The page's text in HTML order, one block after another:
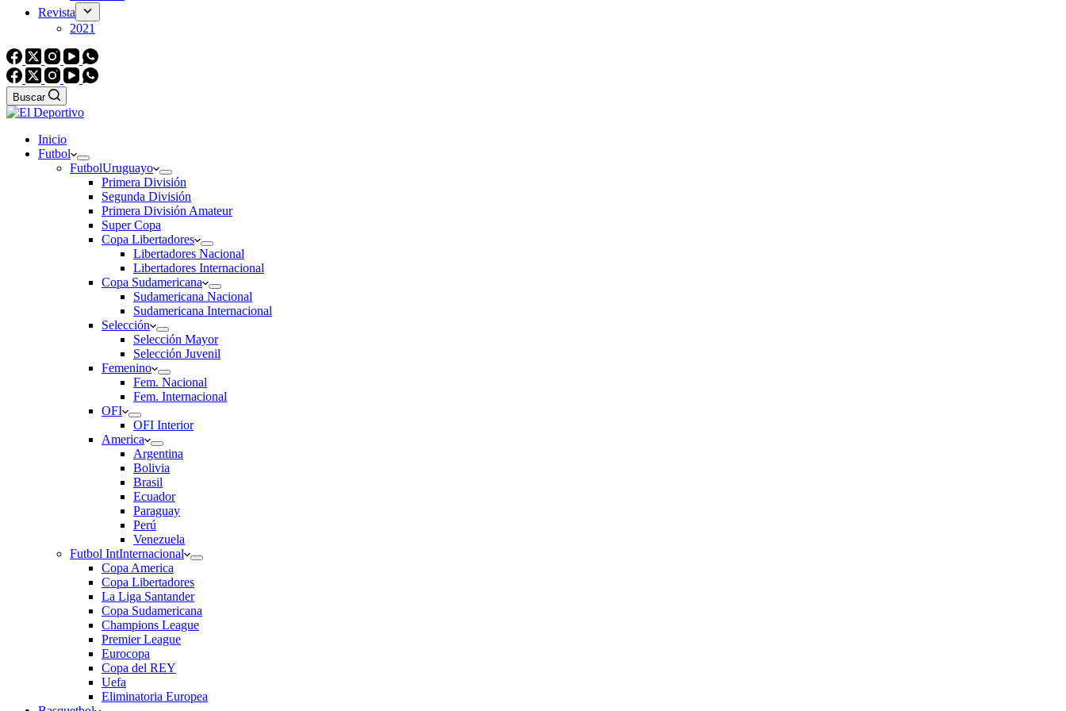
Revista
2021
Buscar
Inicio
Futbol
FutbolUruguayo
Primera División
Segunda División
Primera División Amateur
Super Copa
Copa Libertadores
Libertadores Nacional
Libertadores Internacional
Copa Sudamericana
Sudamericana Nacional
Sudamericana Internacional
Selección
Selección Mayor
Selección Juvenil
Femenino
Fem. Nacional
Fem. Internacional
OFI
OFI Interior
America
Argentina
Bolivia
Brasil
Ecuador
Paraguay
Perú
Venezuela
Futbol IntInternacional
Copa America
Copa Libertadores
La Liga Santander
Copa Sudamericana
Champions League
Premier League
Eurocopa
Copa del REY
Uefa
Eliminatoria Europea